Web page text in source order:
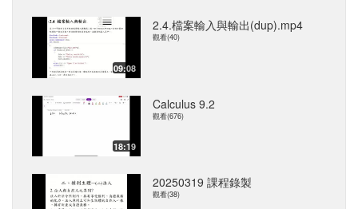
09:08
2.4.檔案輸入與輸出(dup).mp4
觀看(40)
18:19
Calculus 9.2
觀看(676)
20250319 課程錄製
觀看(38)